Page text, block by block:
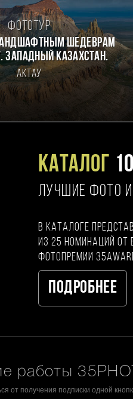
Фототур
шедеврам
Западный Казахстан.
Актау
Каталог
ЛУЧШИЕ ФОТО
В каталоге
из 25 номинаций от
фотопремии
Подробнее
работы
от получения подписки одной